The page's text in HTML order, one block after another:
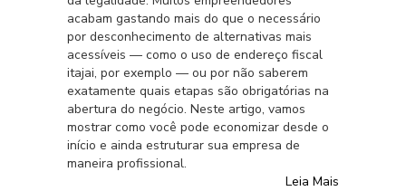
no
Brasil
acabam gastando mais do que o necessário
por desconhecimento de alternativas mais
acessíveis — como o uso de endereço fiscal
itajai, por exemplo — ou por não saberem
exatamente quais etapas são obrigatórias na
abertura do negócio. Neste artigo, vamos
mostrar como você pode economizar desde o
início e ainda estruturar sua empresa de
maneira profissional.
Leia Mais